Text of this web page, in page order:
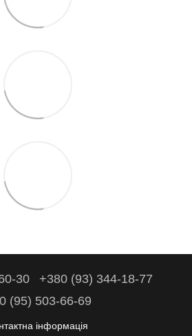
30
+380 (93) 344-18-77
(95) 503-66-69
інформація